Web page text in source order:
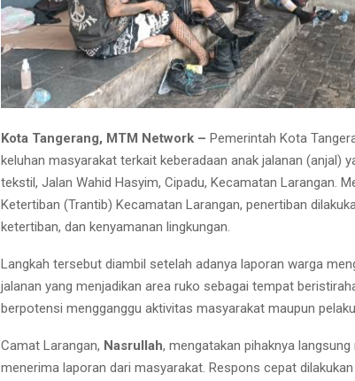
Kota Tangerang, MTM Network – Pemerintah Kota
keluhan masyarakat terkait keberadaan anak jalanan (anjal)
tekstil, Jalan Wahid Hasyim, Cipadu, Kecamatan Larangan.
Ketertiban (Trantib) Kecamatan Larangan, penertiban
ketertiban, dan kenyamanan lingkungan.
Langkah tersebut diambil setelah adanya laporan warga
jalanan yang menjadikan area ruko sebagai tempat
berpotensi mengganggu aktivitas masyarakat maupun
Camat Larangan, Nasrullah, mengatakan pihaknya
menerima laporan dari masyarakat. Respons cepat